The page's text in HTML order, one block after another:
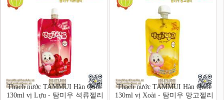
Thạch nước TAMMUI Hàn Quốc
130ml vị Lựu - 탐미우 석류젤리
Thạch nước TAMMUI Hàn Quốc
130ml vị Xoài - 탐미우 망고젤리